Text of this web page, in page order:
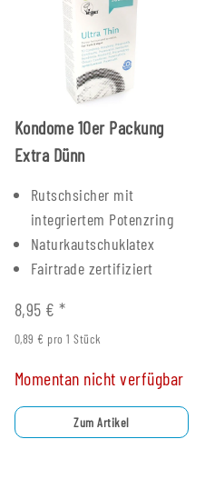
Kondome 10er Packung
Extra Dünn
Rutschsicher mit
integriertem Potenzring
Naturkautschuklatex
Fairtrade zertifiziert
8,95 €*
0,89 € pro 1 Stück
Momentan nicht verfügbar
Zum Artikel